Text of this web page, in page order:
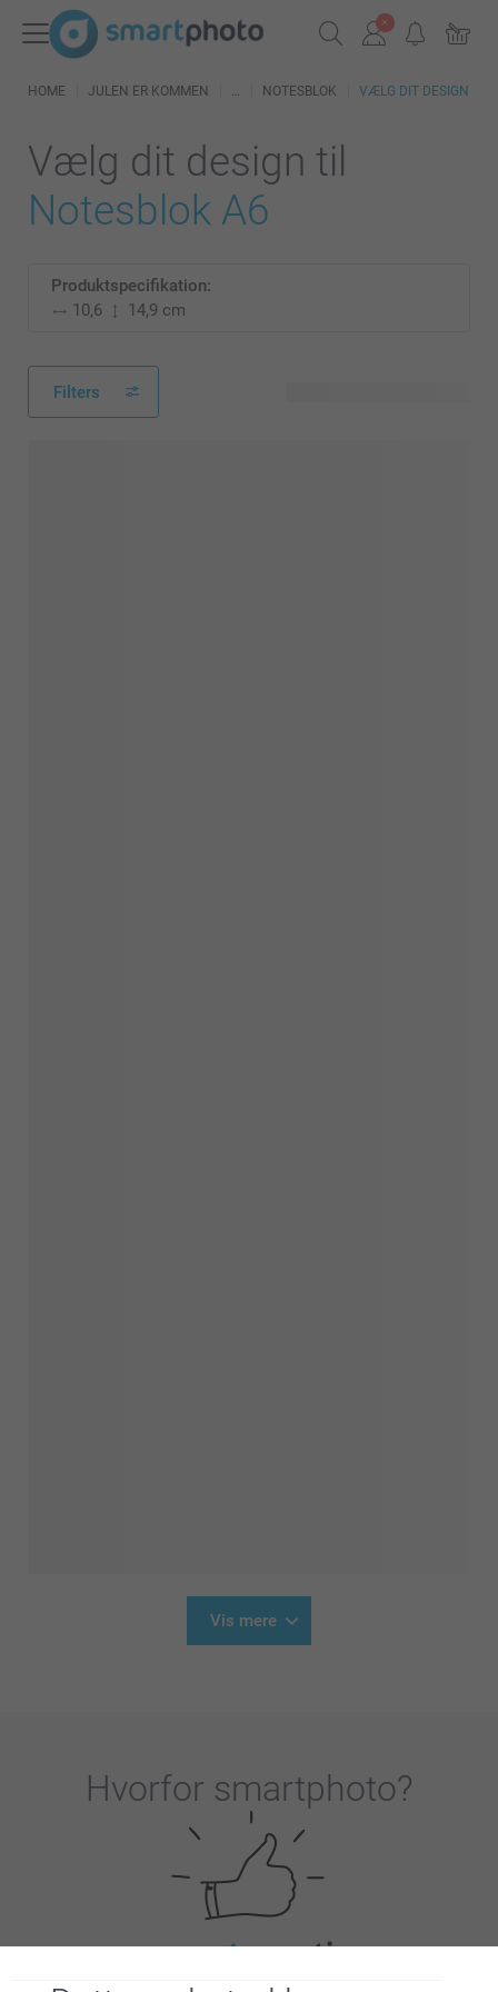
HOME JULEN ER KOMMEN NOTESBLOK VÆLG DIT DESIGN
Vælg dit design til
Notesblok A6
Produktspecifikation:
10,6
14,9 cm
Filters
Vis mere
Hvorfor smartphoto?